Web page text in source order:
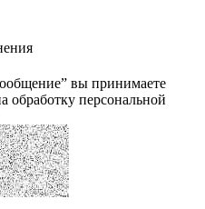
вы принимаете
обработку персональной